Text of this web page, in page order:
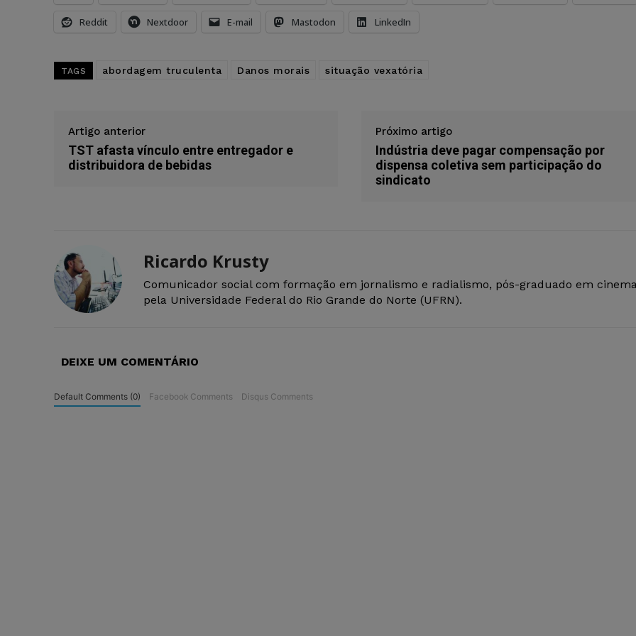
Reddit Nextdoor E-mail Mastodon LinkedIn
TAGS abordagem truculenta Danos morais situação vexatória
Artigo anterior
TST afasta vínculo entre entregador e
distribuidora de bebidas
Próximo artigo
Indústria deve pagar compensação por
dispensa coletiva sem participação do
sindicato
Ricardo Krusty
Comunicador social com formação em jornalismo e radialismo, pós-graduado em
pela Universidade Federal do Rio Grande do Norte (UFRN).
DEIXE UM COMENTÁRIO
Default Comments (0) Facebook Comments Disqus Comments